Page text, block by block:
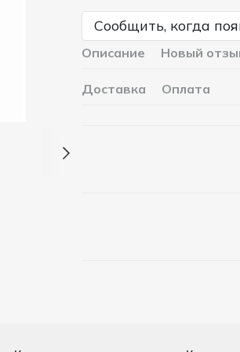
Сообщить, когда
Описание Новый
Доставка Оплата